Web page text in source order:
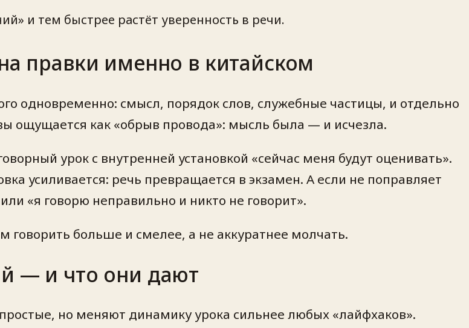
и тем быстрее растёт уверенность в речи.
правки именно в китайском
одновременно: смысл, порядок слов, служебные частицы, и отдельно
ощущается как «обрыв провода»: мысль была — и исчезла.
урок с внутренней установкой «сейчас меня будут оценивать».
усиливается: речь превращается в экзамен. А если не поправляет
«я говорю неправильно и никто не говорит».
говорить больше и смелее, а не аккуратнее молчать.
— и что они дают
но меняют динамику урока сильнее любых «лайфхаков».